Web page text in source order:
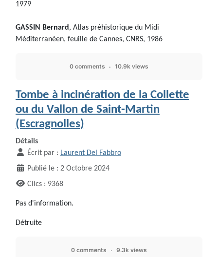
1979
GASSIN Bernard , Atlas préhistorique du Midi
Méditerranéen, feuille de Cannes, CNRS, 1986
0 comments 10.9k views
Tombe à incinération de la Collette
ou du Vallon de Saint-Martin
(Escragnolles)
Détails
Écrit par : Laurent Del Fabbro
Publié le : 2 Octobre 2024
Clics : 9368
Pas d'information.
Détruite
0 comments 9.3k views